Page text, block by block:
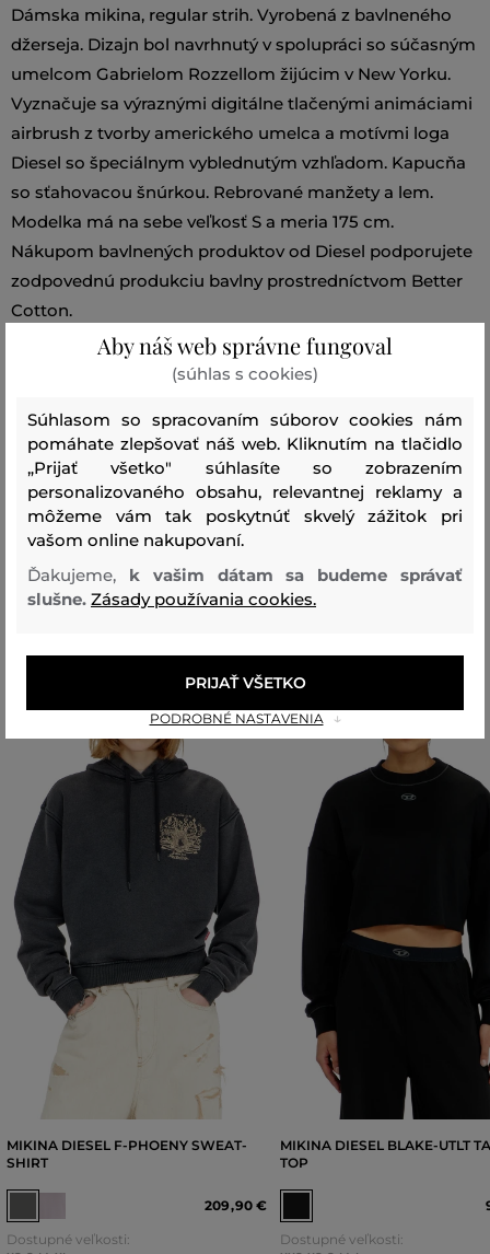
Dámska mikina, regular strih. Vyrobená z bavlneného
džerseja. Dizajn bol navrhnutý v spolupráci so súčasným
umelcom Gabrielom Rozzellom žijúcim v New Yorku.
Vyznačuje sa výraznými digitálne tlačenými animáciami
airbrush z tvorby amerického umelca a motívmi loga
Diesel so špeciálnym vyblednutým vzhľadom. Kapucňa
so sťahovacou šnúrkou. Rebrované manžety a lem.
Modelka má na sebe veľkosť S a meria 175 cm.
Nákupom bavlnených produktov od Diesel podporujete
zodpovednú produkciu bavlny prostredníctvom Better
Cotton.
Kód produktu:
Zloženie
vrchný materiál
100 %
Odporúčané produkty
MIKINA DIESEL F-PHOENY SWEAT-
SHIRT
209,90 €
Dostupné veľkosti:
MIKINA DIESEL BLAKE-UTLT
TOP
Dostupné veľkosti:
Aby náš web správne fungoval
(súhlas s cookies)
Súhlasom so spracovaním súborov cookies nám
pomáhate zlepšovať náš web. Kliknutím na tlačidlo
„Prijať všetko" súhlasíte so zobrazením
personalizovaného obsahu, relevantnej reklamy a
môžeme vám tak poskytnúť skvelý zážitok pri
vašom online nakupovaní.
Ďakujeme, k vašim dátam sa budeme správať
slušne. Zásady používania cookies.
PODROBNÉ NASTAVENIA
PRIJAŤ VŠETKO